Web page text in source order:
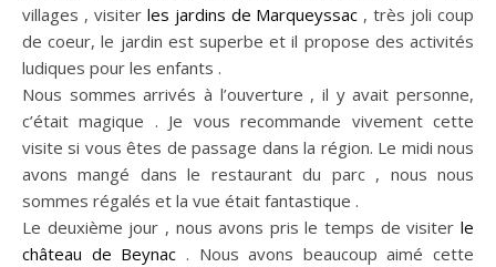
villages , visiterles jardins de Marqueyssac , très joli coup
de coeur, le jardin est superbe et il propose des activités
ludiques pour les enfants .
Nous sommes arrivés à l’ouverture , il y avait personne,
c’était magique . Je vous recommande vivement cette
visite si vous êtes de passage dans la région. Le midi nous
avons mangé dans le restaurant du parc , nous nous
sommes régalés et la vue était fantastique .
Le deuxième jour , nous avons pris le temps de visiter le
château de Beynac . Nous avons beaucoup aimé cette